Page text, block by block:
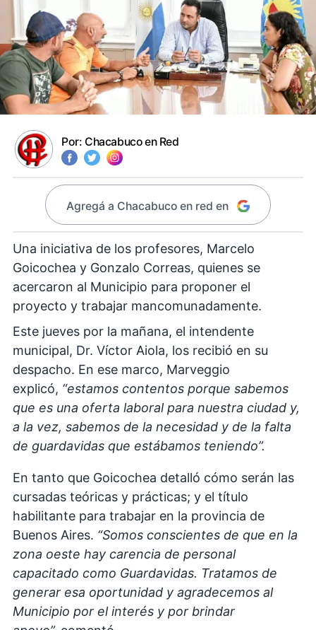
Por: Chacabuco en Red
Agregá a Chacabuco en red en
Una iniciativa de los profesores, Marcelo
Goicochea y Gonzalo Correas, quienes se
acercaron al Municipio para proponer el
proyecto y trabajar mancomunadamente.
Este jueves por la mañana, el intendente
municipal, Dr. Víctor Aiola, los recibió en su
despacho. En ese marco, Marveggio
explicó, “estamos contentos porque sabemos
que es una oferta laboral para nuestra ciudad y,
a la vez, sabemos de la necesidad y de la falta
de guardavidas que estábamos teniendo”.
En tanto que Goicochea detalló cómo serán las
cursadas teóricas y prácticas; y el título
habilitante para trabajar en la provincia de
Buenos Aires. “Somos conscientes de que en la
zona oeste hay carencia de personal
capacitado como Guardavidas. Tratamos de
generar esa oportunidad y agradecemos al
Municipio por el interés y por brindar